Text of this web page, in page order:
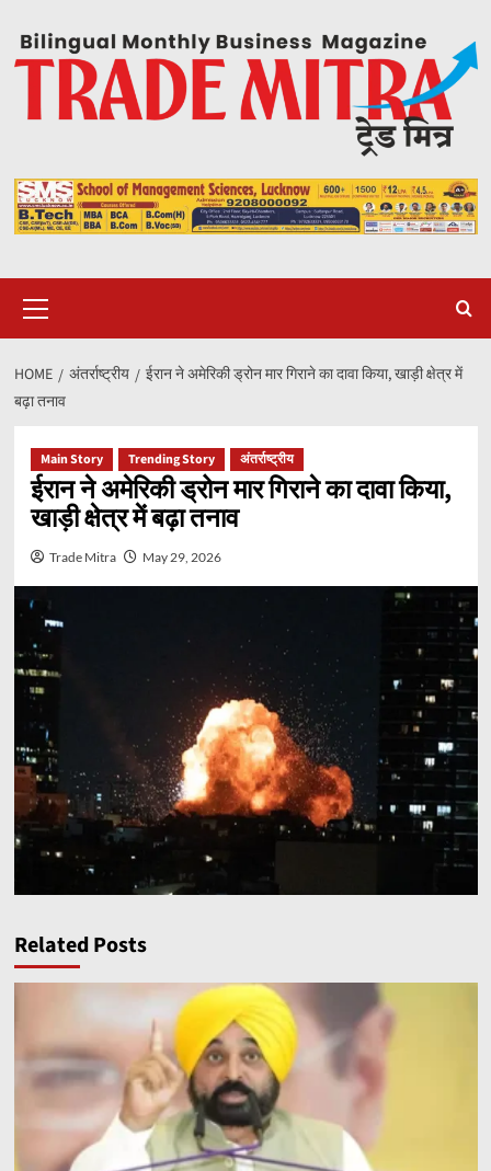
content
Menu
HOME अंतर्राष्ट्रीय
ईरान ने अमेरिकी ड्रोन मार गिराने का दावा किया, खाड़ी क्षेत्र में
बढ़ा तनाव
Main Story Trending Story अंतर्राष्ट्रीय
ईरान ने अमेरिकी ड्रोन मार गिराने का दावा किया,
खाड़ी क्षेत्र में बढ़ा तनाव
Trade Mitra May 29, 2026
Related Posts